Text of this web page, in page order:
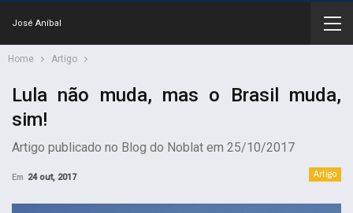
José Aníbal
Home Artigo
Lula não muda, mas o Brasil muda,
sim!
Artigo publicado no Blog do Noblat em 25/10/2017
Artigo
Em 24 out, 2017